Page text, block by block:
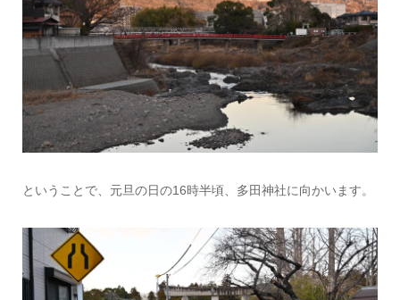
ということで、元旦の日の16時半頃、多田神社に向かいます。